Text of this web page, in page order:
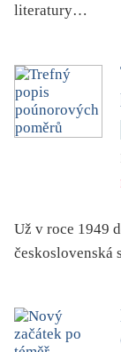
experiment
feminismus
film
horor, thriller
hra
humor,
chudoba,
literatury…
Už v roce 1949
československá